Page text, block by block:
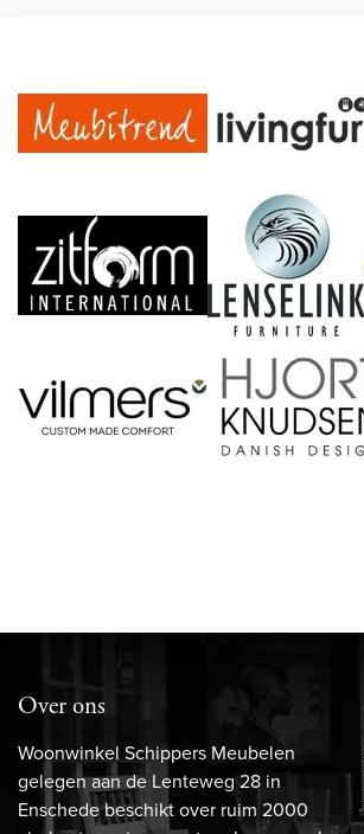
Over ons
Woonwinkel Schippers Meubelen
gelegen aan de Lenteweg 28 in
Enschede beschikt over ruim 2000